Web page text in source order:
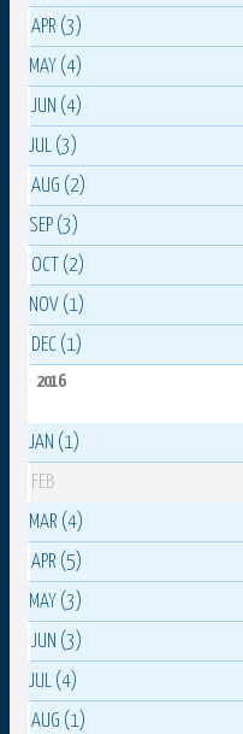
APR (3)
MAY (4)
JUN (4)
JUL (3)
AUG (2)
SEP (3)
OCT (2)
NOV (1)
DEC (1)
2016
JAN (1)
FEB
MAR (4)
APR (5)
MAY (3)
JUN (3)
JUL (4)
AUG (1)